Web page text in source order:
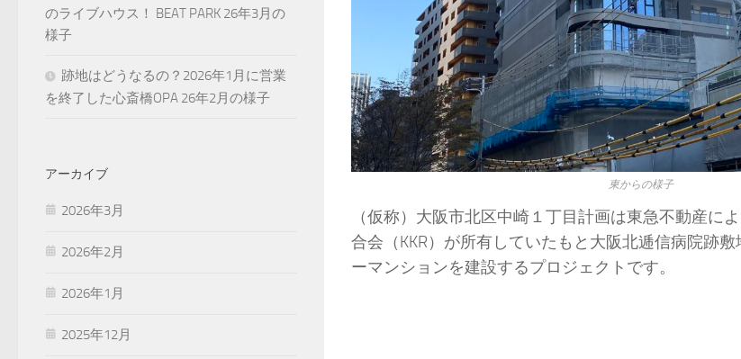
東からの様子
（仮称）大阪市北区中崎１丁目計画は東急不動産に
合会（KKR）が所有していたもと大阪北逓信病院跡
ーマンションを建設するプロジェクトです。
のライブハウス！ BEAT PARK 26年3月の
様子
跡地はどうなるの？2026年1月に営業
を終了した心斎橋OPA 26年2月の様子
アーカイブ
2026年3月
2026年2月
2026年1月
2025年12月